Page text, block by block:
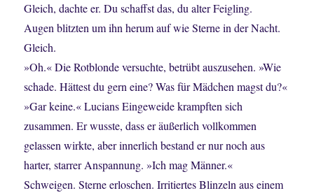
Gleich, dachte er. Du schaffst das, du alter Feigling.
Augen blitzten um ihn herum auf wie Sterne in der Nacht.
Gleich.
»Oh.« Die Rotblonde versuchte, betrübt auszusehen. »Wie
schade. Hättest du gern eine? Was für Mädchen magst du?«
»Gar keine.« Lucians Eingeweide krampften sich
zusammen. Er wusste, dass er äußerlich vollkommen
gelassen wirkte, aber innerlich bestand er nur noch aus
harter, starrer Anspannung. »Ich mag Männer.«
Schweigen. Sterne erloschen. Irritiertes Blinzeln aus einem